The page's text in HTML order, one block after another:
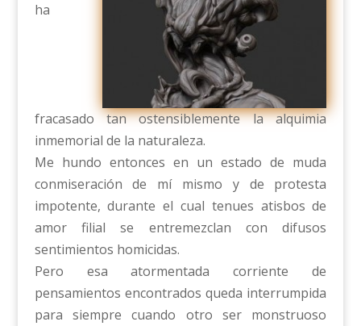
ha
fracasado tan ostensiblemente la alquimia
inmemorial de la naturaleza.
Me hundo entonces en un estado de muda
conmiseración de mí mismo y de protesta
impotente, durante el cual tenues atisbos de
amor filial se entremezclan con difusos
sentimientos homicidas.
Pero esa atormentada corriente de
pensamientos encontrados queda interrumpida
para siempre cuando otro ser monstruoso